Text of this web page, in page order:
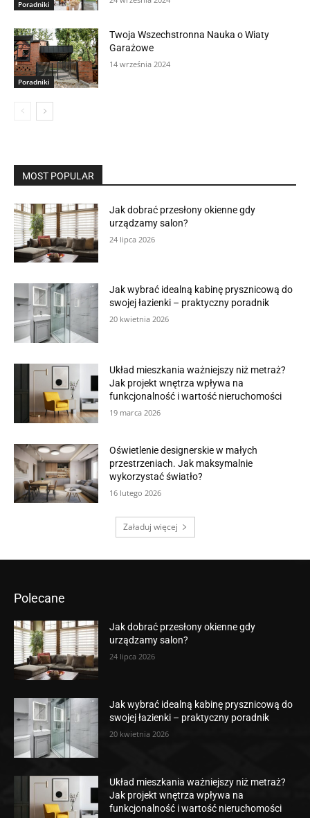
Poradniki
Poradniki
Twoja Wszechstronna Nauka o Wiaty
Garażowe
14 września 2024
MOST POPULAR
Jak dobrać przesłony okienne gdy
urządzamy salon?
24 lipca 2026
Jak wybrać idealną kabinę prysznicową do
swojej łazienki – praktyczny poradnik
20 kwietnia 2026
Układ mieszkania ważniejszy niż metraż?
Jak projekt wnętrza wpływa na
funkcjonalność i wartość nieruchomości
19 marca 2026
Oświetlenie designerskie w małych
przestrzeniach. Jak maksymalnie
wykorzystać światło?
16 lutego 2026
Załaduj więcej
Polecane
Jak dobrać przesłony okienne gdy
urządzamy salon?
24 lipca 2026
Jak wybrać idealną kabinę prysznicową do
swojej łazienki – praktyczny poradnik
20 kwietnia 2026
Układ mieszkania ważniejszy niż metraż?
Jak projekt wnętrza wpływa na
funkcjonalność i wartość nieruchomości